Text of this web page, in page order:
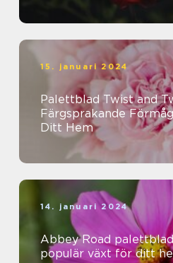
15. januari 2024
Palettblad Twist and
Färgsprakande
Ditt Hem
14. januari 2024
Abbey Road
populär växt för ditt